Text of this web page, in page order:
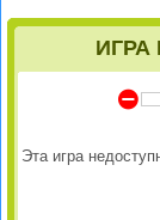
Y
Эта игра